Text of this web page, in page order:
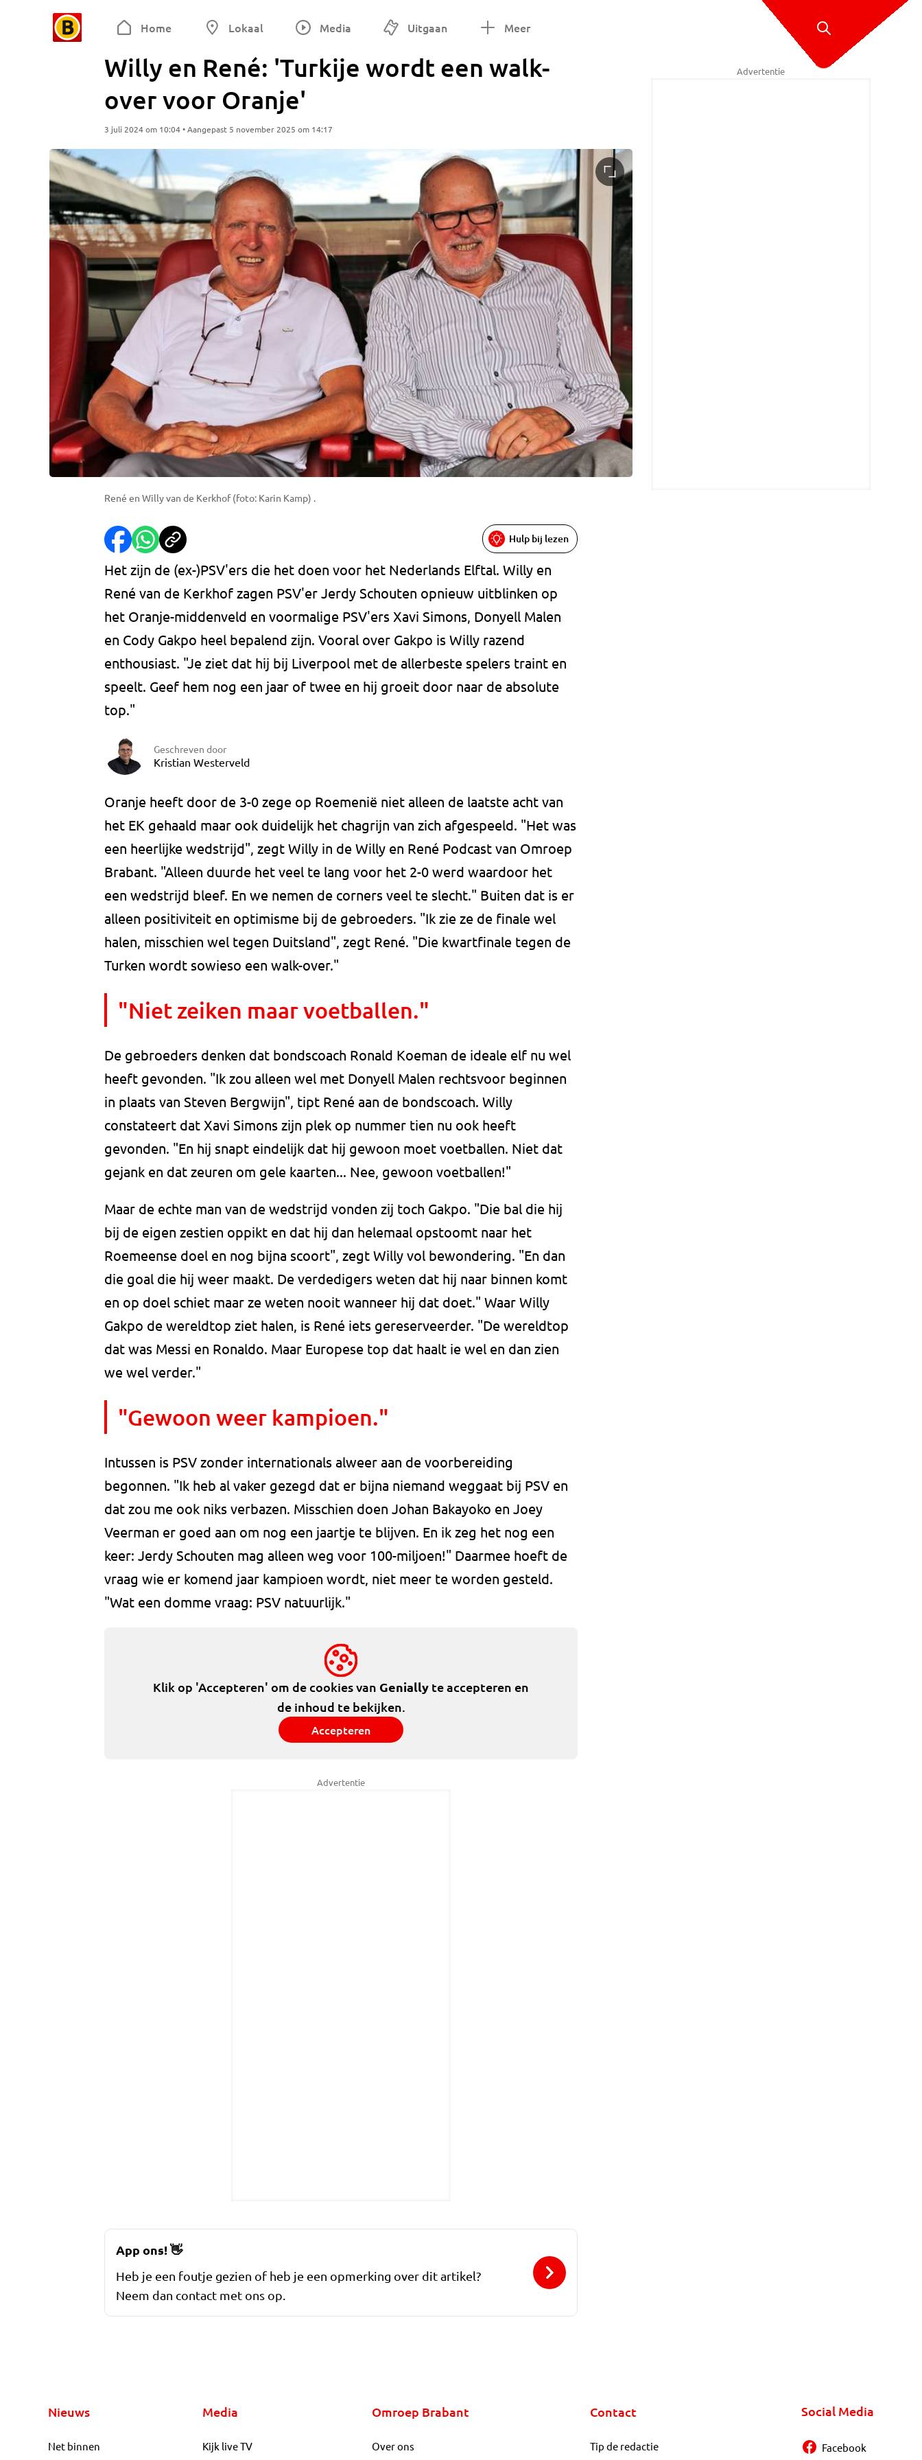
Home Lokaal Media Uitgaan Meer
Willy en René: 'Turkije wordt een walk-
over voor Oranje'
3 juli 2024 om 10:04 • Aangepast 5 november 2025 om 14:17
René en Willy van de Kerkhof (foto: Karin Kamp) .
Hulp bij lezen
Het zijn de (ex-)PSV'ers die het doen voor het Nederlands Elftal. Willy en
René van de Kerkhof zagen PSV'er Jerdy Schouten opnieuw uitblinken op
het Oranje-middenveld en voormalige PSV'ers Xavi Simons, Donyell Malen
en Cody Gakpo heel bepalend zijn. Vooral over Gakpo is Willy razend
enthousiast. "Je ziet dat hij bij Liverpool met de allerbeste spelers traint en
speelt. Geef hem nog een jaar of twee en hij groeit door naar de absolute
top."
Geschreven door
Kristian Westerveld
Oranje heeft door de 3-0 zege op Roemenië niet alleen de laatste acht van
het EK gehaald maar ook duidelijk het chagrijn van zich afgespeeld. "Het was
een heerlijke wedstrijd", zegt Willy in de Willy en René Podcast van Omroep
Brabant. "Alleen duurde het veel te lang voor het 2-0 werd waardoor het
een wedstrijd bleef. En we nemen de corners veel te slecht." Buiten dat is er
alleen positiviteit en optimisme bij de gebroeders. "Ik zie ze de finale wel
halen, misschien wel tegen Duitsland", zegt René. "Die kwartfinale tegen de
Turken wordt sowieso een walk-over."
"Niet zeiken maar voetballen."
De gebroeders denken dat bondscoach Ronald Koeman de ideale elf nu wel
heeft gevonden. "Ik zou alleen wel met Donyell Malen rechtsvoor beginnen
in plaats van Steven Bergwijn", tipt René aan de bondscoach. Willy
constateert dat Xavi Simons zijn plek op nummer tien nu ook heeft
gevonden. "En hij snapt eindelijk dat hij gewoon moet voetballen. Niet dat
gejank en dat zeuren om gele kaarten... Nee, gewoon voetballen!"
Maar de echte man van de wedstrijd vonden zij toch Gakpo. "Die bal die hij
bij de eigen zestien oppikt en dat hij dan helemaal opstoomt naar het
Roemeense doel en nog bijna scoort", zegt Willy vol bewondering. "En dan
die goal die hij weer maakt. De verdedigers weten dat hij naar binnen komt
en op doel schiet maar ze weten nooit wanneer hij dat doet." Waar Willy
Gakpo de wereldtop ziet halen, is René iets gereserveerder. "De wereldtop
dat was Messi en Ronaldo. Maar Europese top dat haalt ie wel en dan zien
we wel verder."
"Gewoon weer kampioen."
Intussen is PSV zonder internationals alweer aan de voorbereiding
begonnen. "Ik heb al vaker gezegd dat er bijna niemand weggaat bij PSV en
dat zou me ook niks verbazen. Misschien doen Johan Bakayoko en Joey
Veerman er goed aan om nog een jaartje te blijven. En ik zeg het nog een
keer: Jerdy Schouten mag alleen weg voor 100-miljoen!" Daarmee hoeft de
vraag wie er komend jaar kampioen wordt, niet meer te worden gesteld.
"Wat een domme vraag: PSV natuurlijk."
Klik op 'Accepteren' om de cookies van Genially te accepteren en
de inhoud te bekijken.
Accepteren
Advertentie
Advertentie
App ons!👋
Heb je een foutje gezien of heb je een opmerking over dit artikel?
Neem dan contact met ons op.
Nieuws
Net binnen
Media
Kijk live TV
Omroep Brabant
Over ons
Contact
Tip de redactie
Social Media
Facebook